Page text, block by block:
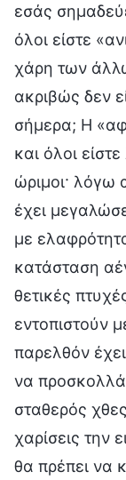
εσάς
όλοι είστε
χάρη των
ακριβώς δεν
σήμερα; Η
και όλοι
ώριμοι· λόγω
έχει
με
κατάσταση
θετικές
εντοπιστούν
παρελθόν
να
σταθερός
χαρίσεις την
θα πρέπει να